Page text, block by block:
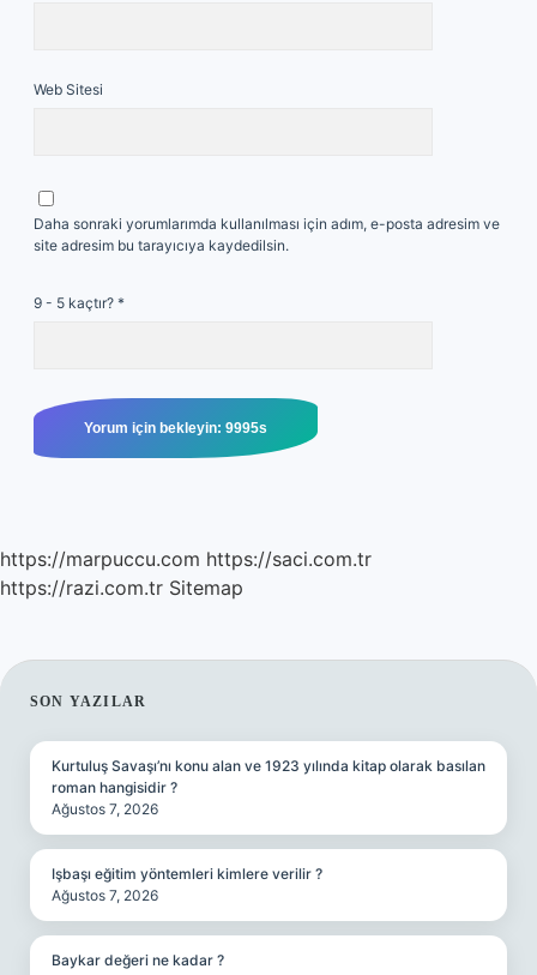
Web Sitesi
Daha sonraki yorumlarımda kullanılması için adım, e-posta adresim ve
site adresim bu tarayıcıya kaydedilsin.
9 - 5 kaçtır? *
https://marpuccu.com https://saci.com.tr
https://razi.com.tr Sitemap
SIDEBAR
SON YAZILAR
Kurtuluş Savaşı’nı konu alan ve 1923 yılında kitap olarak basılan
roman hangisidir ?
Ağustos 7, 2026
Işbaşı eğitim yöntemleri kimlere verilir ?
Ağustos 7, 2026
Baykar değeri ne kadar ?